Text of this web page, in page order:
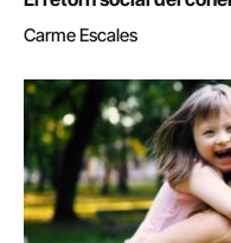
Carme Escales